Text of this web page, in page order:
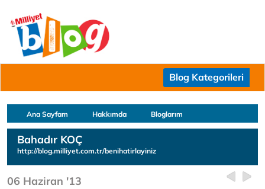
Blog Kategorileri
Ana Sayfam Hakkımda Bloglarım
Bahadır KOÇ
http://blog.milliyet.com.tr/benihatirlayiniz
06 Haziran '13